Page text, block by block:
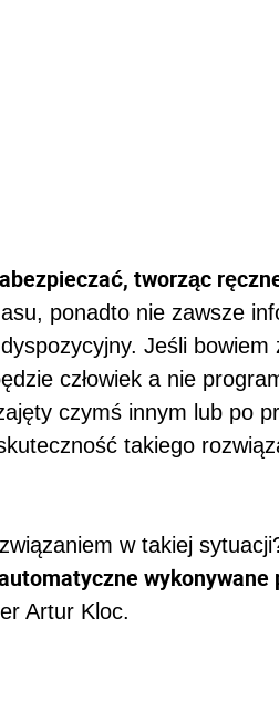
tworząc
ponadto nie zawsze
Jeśli bowiem
człowiek a nie
czymś innym lub po
takiego
w takiej
Artur Kloc.